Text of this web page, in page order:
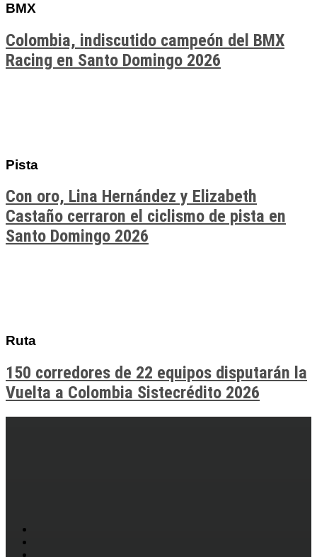
BMX
Colombia, indiscutido campeón del BMX
Racing en Santo Domingo 2026
Pista
Con oro, Lina Hernández y Elizabeth
Castaño cerraron el ciclismo de pista en
Santo Domingo 2026
Ruta
150 corredores de 22 equipos disputarán la
Vuelta a Colombia Sistecrédito 2026